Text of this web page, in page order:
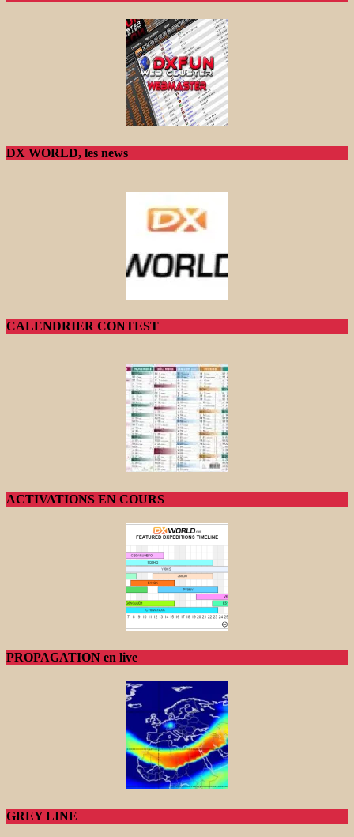
DX WORLD, les news
CALENDRIER CONTEST
ACTIVATIONS EN COURS
PROPAGATION en live
GREY LINE